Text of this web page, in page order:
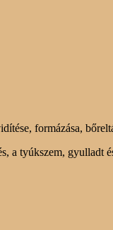
formázása,
a tyúkszem, gyulladt